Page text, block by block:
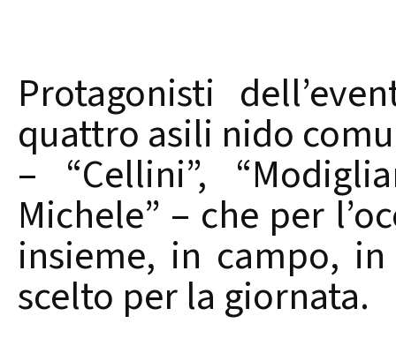
Protagonisti
quattro asili nido
– “Cellini”,
Michele” – che per
insieme, in campo,
scelto per la giornata.